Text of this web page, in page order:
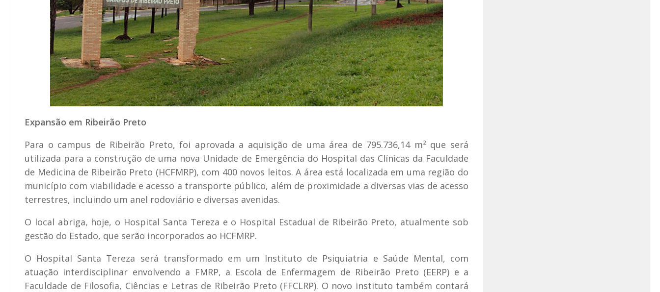
Expansão em Ribeirão Preto
Para o campus de Ribeirão Preto, foi aprovada a aquisição de uma área de 795.736,14 m² que será
utilizada para a construção de uma nova Unidade de Emergência do Hospital das Clínicas da Faculdade
de Medicina de Ribeirão Preto (HCFMRP), com 400 novos leitos. A área está localizada em uma região do
município com viabilidade e acesso a transporte público, além de proximidade a diversas vias de acesso
terrestres, incluindo um anel rodoviário e diversas avenidas.
O local abriga, hoje, o Hospital Santa Tereza e o Hospital Estadual de Ribeirão Preto, atualmente sob
gestão do Estado, que serão incorporados ao HCFMRP.
O Hospital Santa Tereza será transformado em um Instituto de Psiquiatria e Saúde Mental, com
atuação interdisciplinar envolvendo a FMRP, a Escola de Enfermagem de Ribeirão Preto (EERP) e a
Faculdade de Filosofia, Ciências e Letras de Ribeirão Preto (FFCLRP). O novo instituto também contará